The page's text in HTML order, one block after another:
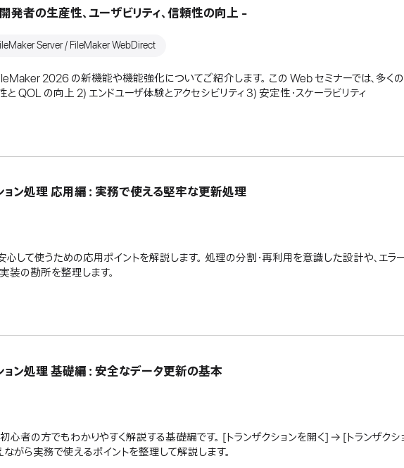
の生産性、ユーザビリティ、信頼性の向上 -
Server / FileMaker WebDirect
2026 の新機能や機能強化についてご紹介します。 この Web セミナーでは、多く
QOL の向上 2) エンドユーザ体験とアクセシビリティ 3) 安定性・スケーラビリティ
ン処理 応用編：実務で使える堅牢な更新処理
心して使うための応用ポイントを解説します。 処理の分割・再利用を意識した設計や、エラ
装の勘所を整理します。
ン処理 基礎編：安全なデータ更新の基本
者の方でもわかりやすく解説する基礎編です。 [トランザクションを開く] → [トランザクシ
がら実務で使えるポイントを整理して解説します。